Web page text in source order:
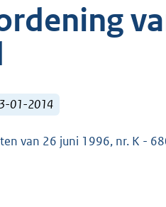
01-2014
van 26 juni 1996, nr. K -